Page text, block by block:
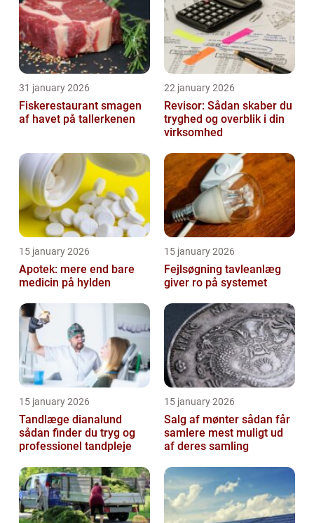
31 january 2026
Fiskerestaurant smagen
af havet på tallerkenen
22 january 2026
Revisor: Sådan skaber du
tryghed og overblik i din
virksomhed
15 january 2026
Apotek: mere end bare
medicin på hylden
15 january 2026
Fejlsøgning tavleanlæg
giver ro på systemet
15 january 2026
Tandlæge dianalund
sådan finder du tryg og
professionel tandpleje
15 january 2026
Salg af mønter sådan får
samlere mest muligt ud
af deres samling